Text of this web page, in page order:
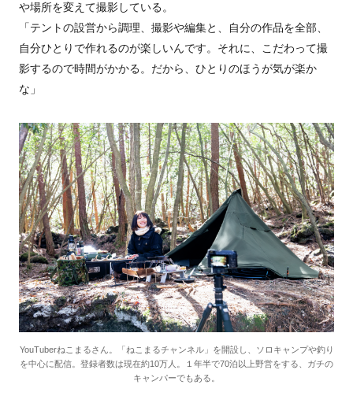
や場所を変えて撮影している。
「テントの設営から調理、撮影や編集と、自分の作品を全部、
自分ひとりで作れるのが楽しいんです。それに、こだわって撮
影するので時間がかかる。だから、ひとりのほうが気が楽か
な」
YouTuberねこまるさん。「ねこまるチャンネル」を開設し、ソロキャンプや釣り
を中心に配信。登録者数は現在約10万人。１年半で70泊以上野営をする、ガチの
キャンパーでもある。